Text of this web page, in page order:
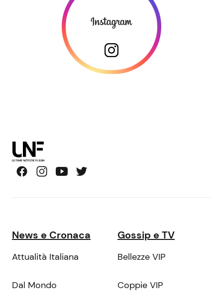
News e Cronaca
Attualità Italiana
Dal Mondo
Gossip e TV
Bellezze VIP
Coppie VIP